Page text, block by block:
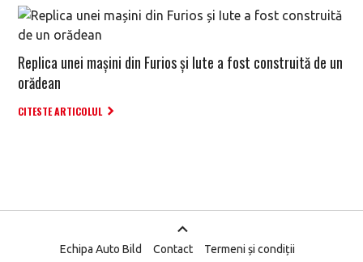
Replica unei mașini din Furios și Iute a fost construită de un
orădean
CITESTE ARTICOLUL
Echipa Auto Bild Contact
Termeni și condiții